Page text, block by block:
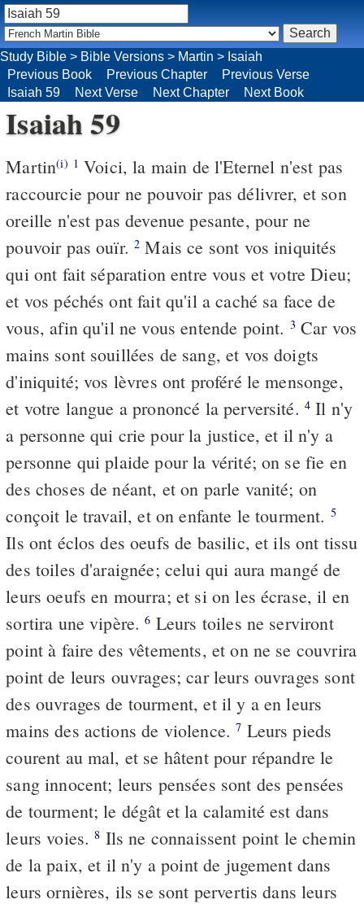
Isaiah 59
Martin(i) 1 Voici, la main de l'Eternel n'est pas
raccourcie pour ne pouvoir pas délivrer, et son
oreille n'est pas devenue pesante, pour ne
pouvoir pas ouïr.2 Mais ce sont vos iniquités
qui ont fait séparation entre vous et votre Dieu;
et vos péchés ont fait qu'il a caché sa face de
vous, afin qu'il ne vous entende point. 3 Car vos
mains sont souillées de sang, et vos doigts
d'iniquité; vos lèvres ont proféré le mensonge,
et votre langue a prononcé la perversité. 4 Il n'y
a personne qui crie pour la justice, et il n'y a
personne qui plaide pour la vérité; on se fie en
des choses de néant, et on parle vanité; on
conçoit le travail, et on enfante le tourment. 5
Ils ont éclos des oeufs de basilic, et ils ont tissu
des toiles d'araignée; celui qui aura mangé de
leurs oeufs en mourra; et si on les écrase, il en
sortira une vipère.6 Leurs toiles ne serviront
point à faire des vêtements, et on ne se couvrira
point de leurs ouvrages; car leurs ouvrages sont
des ouvrages de tourment, et il y a en leurs
mains des actions de violence.7 Leurs pieds
courent au mal, et se hâtent pour répandre le
sang innocent; leurs pensées sont des pensées
de tourment; le dégât et la calamité est dans
leurs voies.8 Ils ne connaissent point le chemin
de la paix, et il n'y a point de jugement dans
leurs ornières, ils se sont pervertis dans leurs
Study Bible > Bible Versions > Martin > Isaiah
Previous Book
Previous Chapter
Previous Verse
Isaiah 59
Next Verse Next Chapter Next Book